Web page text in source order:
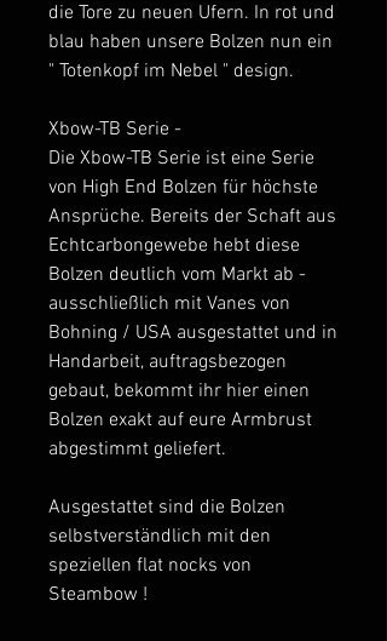
die Tore zu neuen Ufern. In rot und
blau haben unsere Bolzen nun ein
" Totenkopf im Nebel " design.
Xbow-TB Serie -
Die Xbow-TB Serie ist eine Serie
von High End Bolzen für höchste
Ansprüche. Bereits der Schaft aus
Echtcarbongewebe hebt diese
Bolzen deutlich vom Markt ab -
ausschließlich mit Vanes von
Bohning / USA ausgestattet und in
Handarbeit, auftragsbezogen
gebaut, bekommt ihr hier einen
Bolzen exakt auf eure Armbrust
abgestimmt geliefert.
Ausgestattet sind die Bolzen
selbstverständlich mit den
speziellen flat nocks von
Steambow !